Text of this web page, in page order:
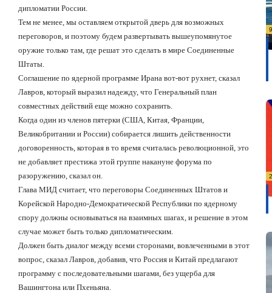
дипломатии России.
Тем не менее, мы оставляем открытой дверь для возможных
переговоров, и поэтому будем развертывать вышеупомянутое
оружие только там, где решат это сделать в мире Соединенные
Штаты.
Соглашение по ядерной программе Ирана вот-вот рухнет, сказал
Лавров, который выразил надежду, что Генеральный план
совместных действий еще можно сохранить.
Когда один из членов пятерки (США, Китая, Франции,
Великобритании и России) собирается лишить действенности
договоренность, которая в то время считалась революционной, это
не добавляет престижа этой группе накануне форума по
разоружению, сказал он.
Глава МИД считает, что переговоры Соединенных Штатов и
Корейской Народно-Демократической Республики по ядерному
спору должны основываться на взаимных шагах, и решение в этом
случае может быть только дипломатическим.
Должен быть диалог между всеми сторонами, вовлеченными в этот
вопрос, сказал Лавров, добавив, что Россия и Китай предлагают
программу с последовательными шагами, без ущерба для
Вашингтона или Пхеньяна.